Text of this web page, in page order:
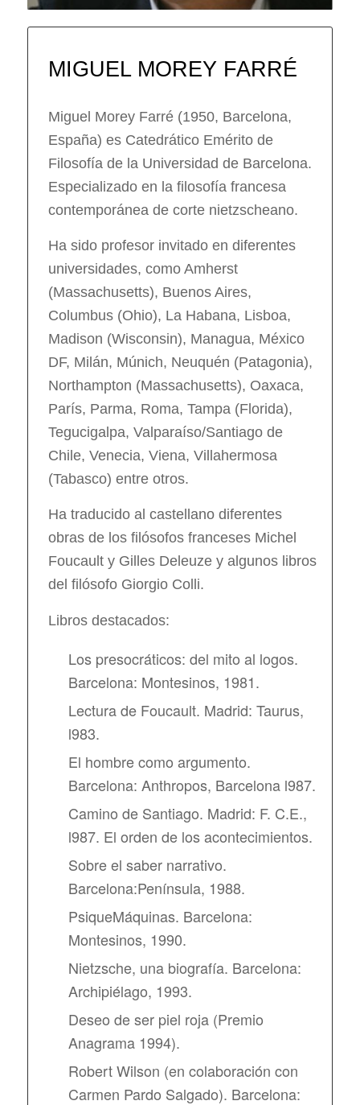
MIGUEL MOREY FARRÉ
Miguel Morey Farré (1950, Barcelona,
España) es Catedrático Emérito de
Filosofía de la Universidad de Barcelona.
Especializado en la filosofía francesa
contemporánea de corte nietzscheano.
Ha sido profesor invitado en diferentes
universidades, como Amherst
(Massachusetts), Buenos Aires,
Columbus (Ohio), La Habana, Lisboa,
Madison (Wisconsin), Managua, México
DF, Milán, Múnich, Neuquén (Patagonia),
Northampton (Massachusetts), Oaxaca,
París, Parma, Roma, Tampa (Florida),
Tegucigalpa, Valparaíso/Santiago de
Chile, Venecia, Viena, Villahermosa
(Tabasco) entre otros.
Ha traducido al castellano diferentes
obras de los filósofos franceses Michel
Foucault y Gilles Deleuze y algunos libros
del filósofo Giorgio Colli.
Libros destacados:
Los presocráticos: del mito al logos.
Barcelona: Montesinos, 1981.
Lectura de Foucault. Madrid: Taurus,
l983.
El hombre como argumento.
Barcelona: Anthropos, Barcelona l987.
Camino de Santiago. Madrid: F. C.E.,
l987. El orden de los acontecimientos.
Sobre el saber narrativo.
Barcelona:Península, 1988.
PsiqueMáquinas. Barcelona:
Montesinos, 1990.
Nietzsche, una biografía. Barcelona:
Archipiélago, 1993.
Deseo de ser piel roja (Premio
Anagrama 1994).
Robert Wilson (en colaboración con
Carmen Pardo Salgado). Barcelona: